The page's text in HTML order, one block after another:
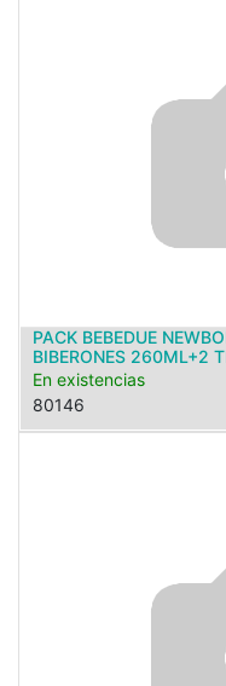
PACK BEBEDUE
BIBERONES 260ML+2
En existencias
80146